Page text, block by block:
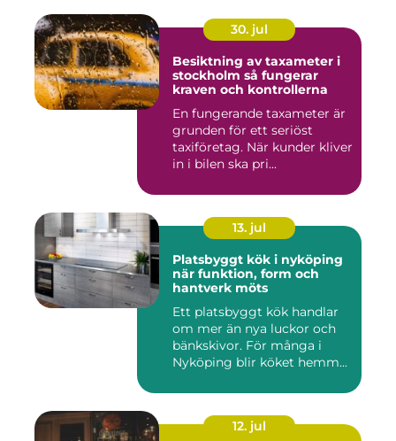
30. jul
Besiktning av taxameter i
stockholm så fungerar
kraven och kontrollerna
En fungerande taxameter är
grunden för ett seriöst
taxiföretag. När kunder kliver
in i bilen ska pri...
13. jul
Platsbyggt kök i nyköping
när funktion, form och
hantverk möts
Ett platsbyggt kök handlar
om mer än nya luckor och
bänkskivor. För många i
Nyköping blir köket hemm...
12. jul